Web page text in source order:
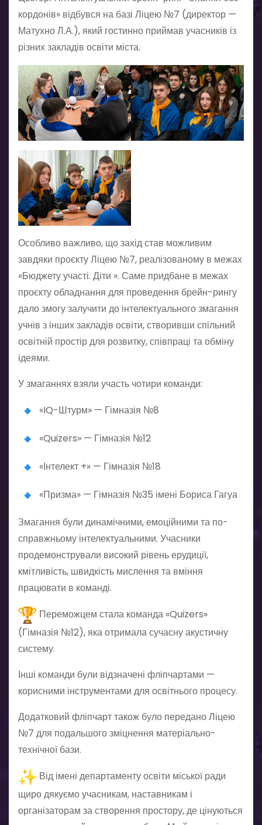
кордонів» відбувся на базі Ліцею №7 (директор —
Матухно Л.А.), який гостинно приймав учасників із
різних закладів освіти міста.
Особливо важливо, що захід став можливим
завдяки проєкту Ліцею №7, реалізованому в межах
«Бюджету участі. Діти ». Саме придбане в межах
проєкту обладнання для проведення брейн-рингу
дало змогу залучити до інтелектуального змагання
учнів з інших закладів освіти, створивши спільний
освітній простір для розвитку, співпраці та обміну
ідеями.
У змаганнях взяли участь чотири команди:
«IQ-Штурм» — Гімназія №8
«Quizers» — Гімназія №12
«Інтелект +» — Гімназія №18
«Призма» — Гімназія №35 імені Бориса Гагуа
Змагання були динамічними, емоційними та по-
справжньому інтелектуальними. Учасники
продемонстрували високий рівень ерудиції,
кмітливість, швидкість мислення та вміння
працювати в команді.
Переможцем стала команда «Quizers»
(Гімназія №12), яка отримала сучасну акустичну
систему.
Інші команди були відзначені фліпчартами —
корисними інструментами для освітнього процесу.
Додатковий фліпчарт також було передано Ліцею
№7 для подальшого зміцнення матеріально-
технічної бази.
Від імені департаменту освіти міської ради
щиро дякуємо учасникам, наставникам і
організаторам за створення простору, де цінуються